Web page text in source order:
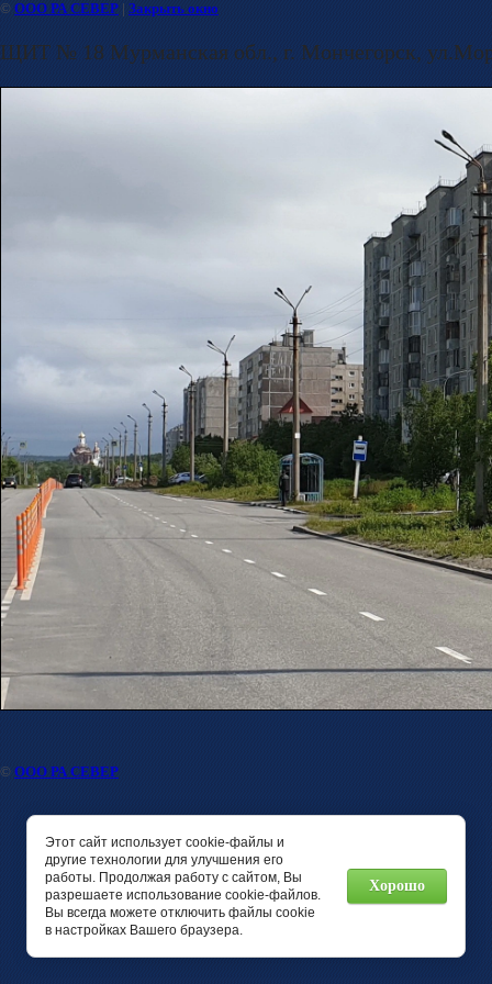
© ООО РА СЕВЕР | Закрыть окно
ЩИТ № 18 Мурманская обл., г. Мончегорск,
© ООО РА СЕВЕР
Этот сайт использует cookie-файлы и
другие технологии для улучшения его
работы. Продолжая работу с сайтом, Вы
разрешаете использование cookie-файлов.
Вы всегда можете отключить файлы cookie
в настройках Вашего браузера.
Хорошо